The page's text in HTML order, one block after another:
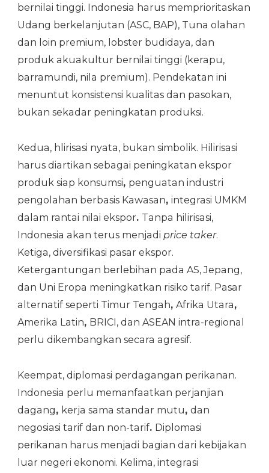
bernilai tinggi. Indonesia harus memprioritaskan
Udang berkelanjutan (ASC, BAP), Tuna olahan
dan loin premium, lobster budidaya, dan
produk akuakultur bernilai tinggi (kerapu,
barramundi, nila premium). Pendekatan ini
menuntut konsistensi kualitas dan pasokan,
bukan sekadar peningkatan produksi.
Kedua, hlirisasi nyata, bukan simbolik. Hilirisasi
harus diartikan sebagai peningkatan ekspor
produk siap konsumsi, penguatan industri
pengolahan berbasis Kawasan, integrasi UMKM
dalam rantai nilai ekspor. Tanpa hilirisasi,
Indonesia akan terus menjadi price taker.
Ketiga, diversifikasi pasar ekspor.
Ketergantungan berlebihan pada AS, Jepang,
dan Uni Eropa meningkatkan risiko tarif. Pasar
alternatif seperti Timur Tengah, Afrika Utara,
Amerika Latin, BRICI, dan ASEAN intra-regional
perlu dikembangkan secara agresif.
Keempat, diplomasi perdagangan perikanan.
Indonesia perlu memanfaatkan perjanjian
dagang, kerja sama standar mutu, dan
negosiasi tarif dan non-tarif. Diplomasi
perikanan harus menjadi bagian dari kebijakan
luar negeri ekonomi. Kelima, integrasi